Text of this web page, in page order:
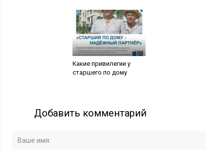
Какие привилегии у
старшего по дому
Добавить комментарий